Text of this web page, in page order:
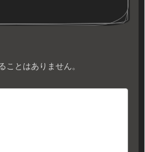
ことはありません。